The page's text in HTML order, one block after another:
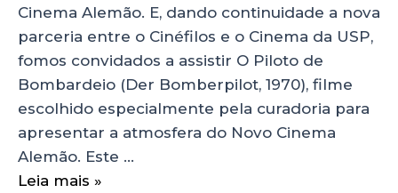
Cinema Alemão. E, dando continuidade a nova
parceria entre o Cinéfilos e o Cinema da USP,
fomos convidados a assistir O Piloto de
Bombardeio (Der Bomberpilot, 1970), filme
escolhido especialmente pela curadoria para
apresentar a atmosfera do Novo Cinema
Alemão. Este …
Leia mais »